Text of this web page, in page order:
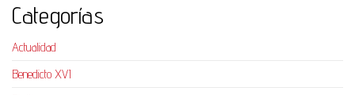
Categorías
Actualidad
Benedicto XVI